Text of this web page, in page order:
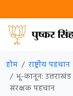
होम
राष्ट्रीय पहचान
भू-कानून:
संरक्षक पहचान